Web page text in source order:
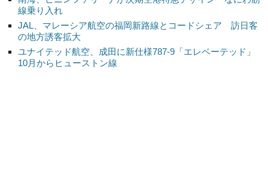
線乗り入れ
JAL、マレーシア航空の福岡新路線とコードシェア 訪日客
の地方誘客拡大
ユナイテッド航空、成田に新仕様787-9「エレベーテッド」
10月からヒューストン線